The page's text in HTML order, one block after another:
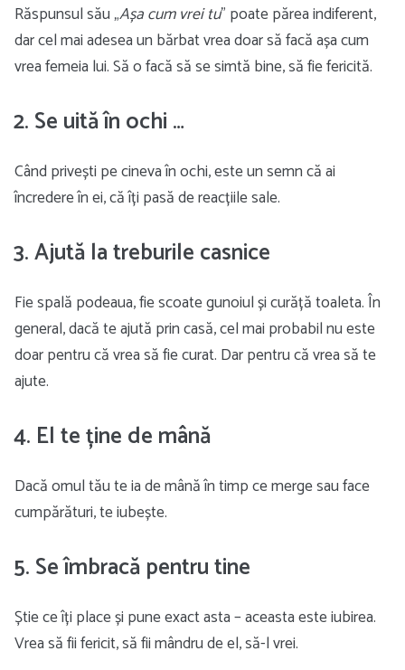
Răspunsul său „Așa cum vrei tu” poate părea indiferent,
dar cel mai adesea un bărbat vrea doar să facă așa cum
vrea femeia lui. Să o facă să se simtă bine, să fie fericită.
2. Se uită în ochi …
Când privești pe cineva în ochi, este un semn că ai
încredere în ei, că îți pasă de reacțiile sale.
3. Ajută la treburile casnice
Fie spală podeaua, fie scoate gunoiul și curăță toaleta. În
general, dacă te ajută prin casă, cel mai probabil nu este
doar pentru că vrea să fie curat. Dar pentru că vrea să te
ajute.
4. El te ține de mână
Dacă omul tău te ia de mână în timp ce merge sau face
cumpărături, te iubește.
5. Se îmbracă pentru tine
Știe ce îți place și pune exact asta – aceasta este iubirea.
Vrea să fii fericit, să fii mândru de el, să-l vrei.